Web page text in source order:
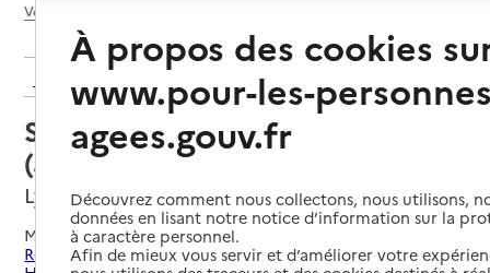
Voir le fil d’Ariane
Retour aux résultats de l'annuaire
Service autonomie à domicile
(aide) – ADMR
Lys-Haut-Layon, MAINE-ET-LOIRE
Mis à jour le05/08/2026
Rechercher les établissements et services autour de Lys-
À propos des cookies
www.pour-les-
agees.gouv.fr
Découvrez comment nous collectons, nous utilisons,
données en lisant notre notice d’information sur la
à caractère personnel.
Afin de mieux vous servir et d’améliorer votre